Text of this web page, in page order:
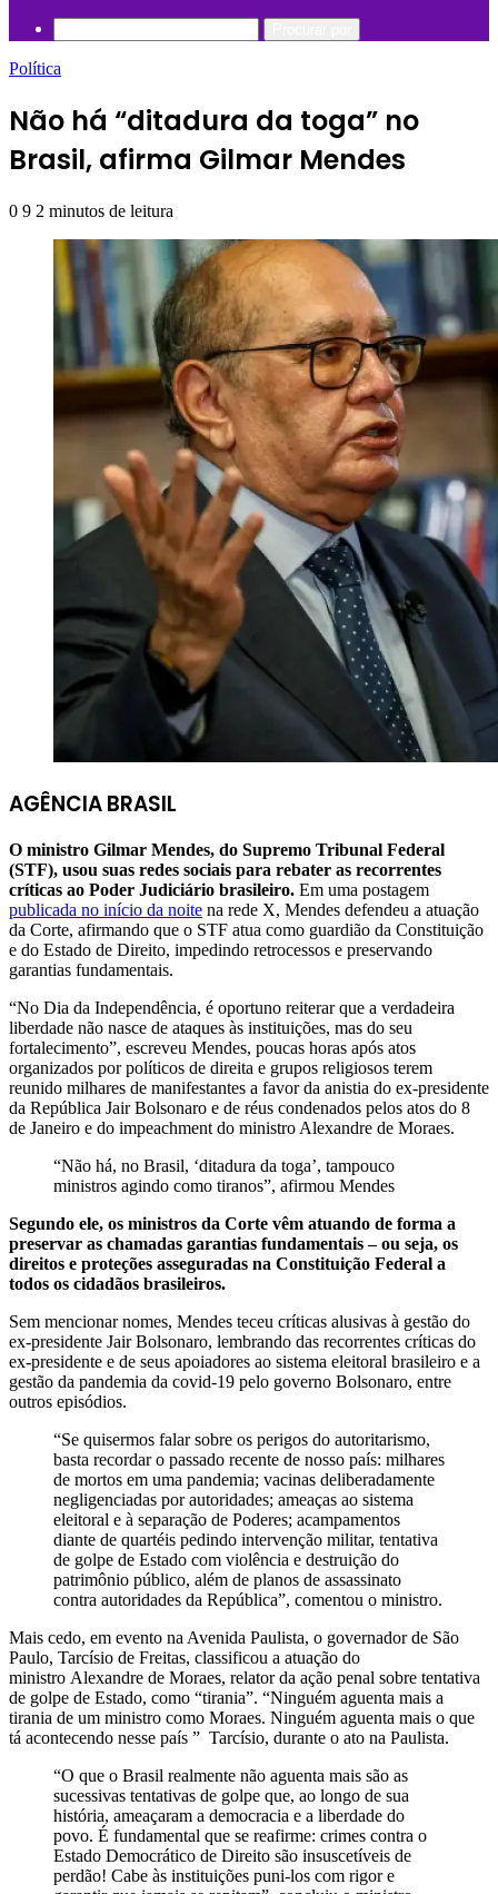
Política
Não há “ditadura da toga” no
Brasil, afirma Gilmar Mendes
0 9 2 minutos de leitura
AGÊNCIA BRASIL
O ministro Gilmar Mendes, do Supremo Tribunal Federal
(STF), usou suas redes sociais para rebater as recorrentes
críticas ao Poder Judiciário brasileiro. Em uma postagem
publicada no início da noite na rede X, Mendes defendeu a atuação
da Corte, afirmando que o STF atua como guardião da Constituição
e do Estado de Direito, impedindo retrocessos e preservando
garantias fundamentais.
“No Dia da Independência, é oportuno reiterar que a verdadeira
liberdade não nasce de ataques às instituições, mas do seu
fortalecimento”, escreveu Mendes, poucas horas após atos
organizados por políticos de direita e grupos religiosos terem
reunido milhares de manifestantes a favor da anistia do ex-presidente
da República Jair Bolsonaro e de réus condenados pelos atos do 8
de Janeiro e do impeachment do ministro Alexandre de Moraes.
“Não há, no Brasil, ‘ditadura da toga’, tampouco
ministros agindo como tiranos”, afirmou Mendes
Segundo ele, os ministros da Corte vêm atuando de forma a
preservar as chamadas garantias fundamentais – ou seja, os
direitos e proteções asseguradas na Constituição Federal a
todos os cidadãos brasileiros.
Sem mencionar nomes, Mendes teceu críticas alusivas à gestão do
ex-presidente Jair Bolsonaro, lembrando das recorrentes críticas do
ex-presidente e de seus apoiadores ao sistema eleitoral brasileiro e a
gestão da pandemia da covid-19 pelo governo Bolsonaro, entre
outros episódios.
“Se quisermos falar sobre os perigos do autoritarismo,
basta recordar o passado recente de nosso país: milhares
de mortos em uma pandemia; vacinas deliberadamente
negligenciadas por autoridades; ameaças ao sistema
eleitoral e à separação de Poderes; acampamentos
diante de quartéis pedindo intervenção militar, tentativa
de golpe de Estado com violência e destruição do
patrimônio público, além de planos de assassinato
contra autoridades da República”, comentou o ministro.
Mais cedo, em evento na Avenida Paulista, o governador de São
Paulo, Tarcísio de Freitas, classificou a atuação do
ministro Alexandre de Moraes, relator da ação penal sobre tentativa
de golpe de Estado, como “tirania”. “Ninguém aguenta mais a
tirania de um ministro como Moraes. Ninguém aguenta mais o que
tá acontecendo nesse país ” Tarcísio, durante o ato na Paulista.
“O que o Brasil realmente não aguenta mais são as
sucessivas tentativas de golpe que, ao longo de sua
história, ameaçaram a democracia e a liberdade do
povo. É fundamental que se reafirme: crimes contra o
Estado Democrático de Direito são insuscetíveis de
perdão! Cabe às instituições puni-los com rigor e